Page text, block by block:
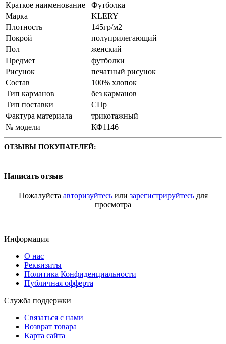
Краткое наименование
Футболка
Марка
KLERY
Плотность
145гр/м2
Покрой
полуприлегающий
Пол
женский
Предмет
футболки
Рисунок
печатный рисунок
Состав
100% хлопок
Тип карманов
без карманов
Тип поставки
СПр
Фактура материала
трикотажный
№ модели
КФ1146
ОТЗЫВЫ ПОКУПАТЕЛЕЙ:
Написать отзыв
Пожалуйста авторизуйтесьили зарегистрируйтесьдля
просмотра
Информация
О нас
Реквизиты
Политика Конфиденциальности
Публичная офферта
Служба поддержки
Связаться с нами
Возврат товара
Карта сайта